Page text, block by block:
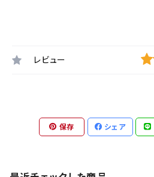
レビュー
保存 シェア